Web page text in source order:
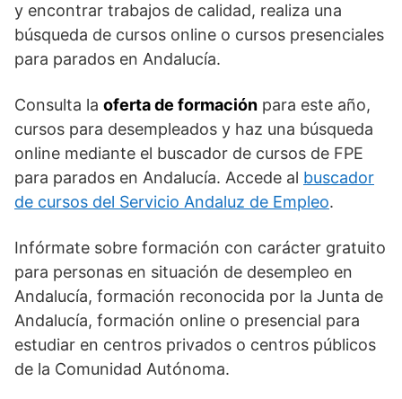
y encontrar trabajos de calidad, realiza una
búsqueda de cursos online o cursos presenciales
para parados en Andalucía.
Consulta la oferta de formación para este año,
cursos para desempleados y haz una búsqueda
online mediante el buscador de cursos de FPE
para parados en Andalucía. Accede al buscador
de cursos del Servicio Andaluz de Empleo.
Infórmate sobre formación con carácter gratuito
para personas en situación de desempleo en
Andalucía, formación reconocida por la Junta de
Andalucía, formación online o presencial para
estudiar en centros privados o centros públicos
de la Comunidad Autónoma.